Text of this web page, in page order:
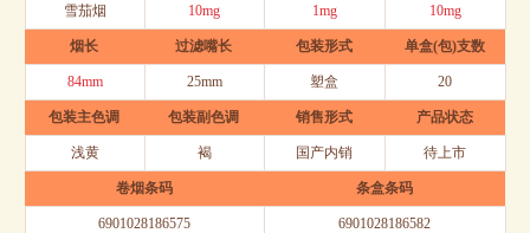
雪茄烟 10mg 1mg 10mg
烟长 过滤嘴长 包装形式 单盒(包)支数
84mm 25mm 塑盒 20
包装主色调 包装副色调 销售形式 产品状态
浅黄 褐 国产内销 待上市
卷烟条码 条盒条码
6901028186575 6901028186582